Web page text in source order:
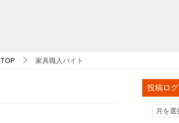
TOP 家具職人バイト
投稿ログ